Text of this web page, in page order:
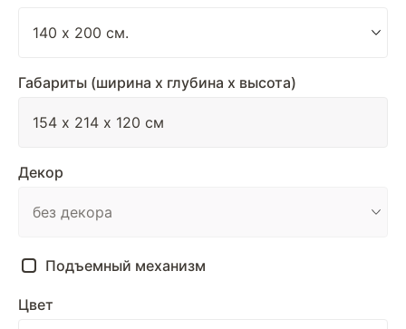
Габариты (ширина х глубина х высота)
Декор
Подъемный механизм
Цвет